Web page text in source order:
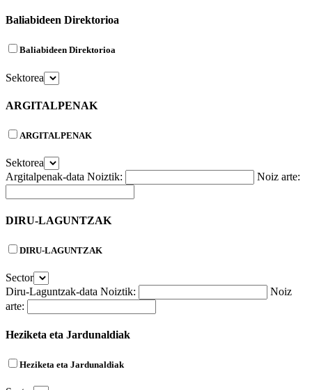
Baliabideen Direktorioa
Baliabideen Direktorioa
Sektorea
ARGITALPENAK
ARGITALPENAK
Sektorea
Argitalpenak-data Noiztik: Noiz arte:
DIRU-LAGUNTZAK
DIRU-LAGUNTZAK
Sector
Diru-Laguntzak-data Noiztik:
Noiz
arte:
Heziketa eta Jardunaldiak
Heziketa eta Jardunaldiak